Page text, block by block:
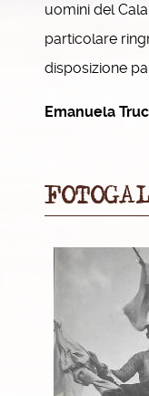
uomini del
particolare
disposizione
Emanuela